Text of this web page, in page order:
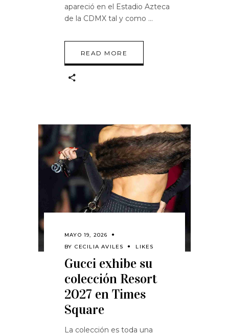
apareció en el Estadio Azteca
de la CDMX tal y como
READ MORE
MAYO 19, 2026
BY CECILIA AVILES LIKES
Gucci exhibe su
colección Resort
2027 en Times
Square
La colección es toda una